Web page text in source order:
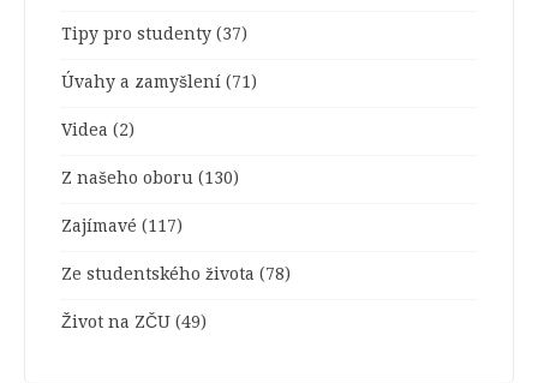
Tipy pro studenty (37)
Úvahy a zamyšlení (71)
Videa (2)
Z našeho oboru (130)
Zajímavé (117)
Ze studentského života (78)
Život na ZČU (49)